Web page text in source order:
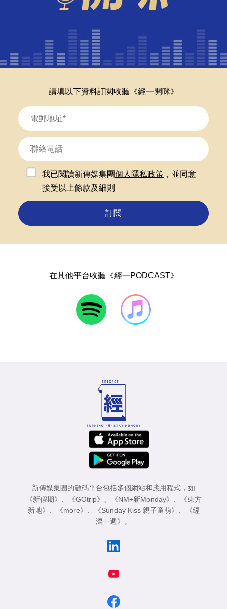
請填以下資料訂閲收聽《經一開咪》
我已閱讀新傳媒集團個人隱私政策 ，並同意
接受以上條款及細則
訂閲
在其他平台收聽《經一PODCAST》
新傳媒集團的數碼平台包括多個網站和應用程式，如
《新假期》
《GOtrip》 《NM+新Monday》
《東方
新地》
《more》 《Sunday Kiss 親子童萌》
《經
濟一週》
。